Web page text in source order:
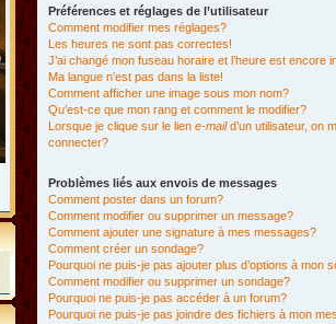
Préférences et réglages de l’utilisateur
Comment modifier mes réglages?
Les heures ne sont pas correctes!
J’ai changé mon fuseau horaire et l’heure est encore
Ma langue n’est pas dans la liste!
Comment afficher une image sous mon nom?
Qu’est-ce que mon rang et comment le modifier?
Lorsque je clique sur le lien e-maild’un utilisateur, on
connecter?
Problèmes liés aux envois de messages
Comment poster dans un forum?
Comment modifier ou supprimer un message?
Comment ajouter une signature à mes messages?
Comment créer un sondage?
Pourquoi ne puis-je pas ajouter plus d’options à mon
Comment modifier ou supprimer un sondage?
Pourquoi ne puis-je pas accéder à un forum?
Pourquoi ne puis-je pas joindre des fichiers à mon